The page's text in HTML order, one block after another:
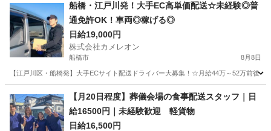
船橋・江戸川発！大手EC高単価配送☆未経験◎普
通免許OK！車両◎稼げる◎
日給19,000円
株式会社カメレオン
船橋市 8月8日
【江戸川区・船橋発】大手ECサイト配送ドライバー大募集！☆月給44万～52万前後
ドライバー 積み込み
【月20日程度】葬儀会場の食事配送スタッフ｜日
給16500円｜未経験歓迎 軽貨物
日給16,500円